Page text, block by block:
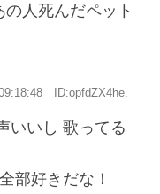
人死んだペット
ID:opfdZX4he.
いいし 歌ってる
部好きだな！